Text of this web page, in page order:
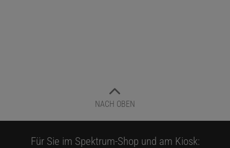
NACH OBEN
Für Sie im Spektrum-Shop und am Kiosk: